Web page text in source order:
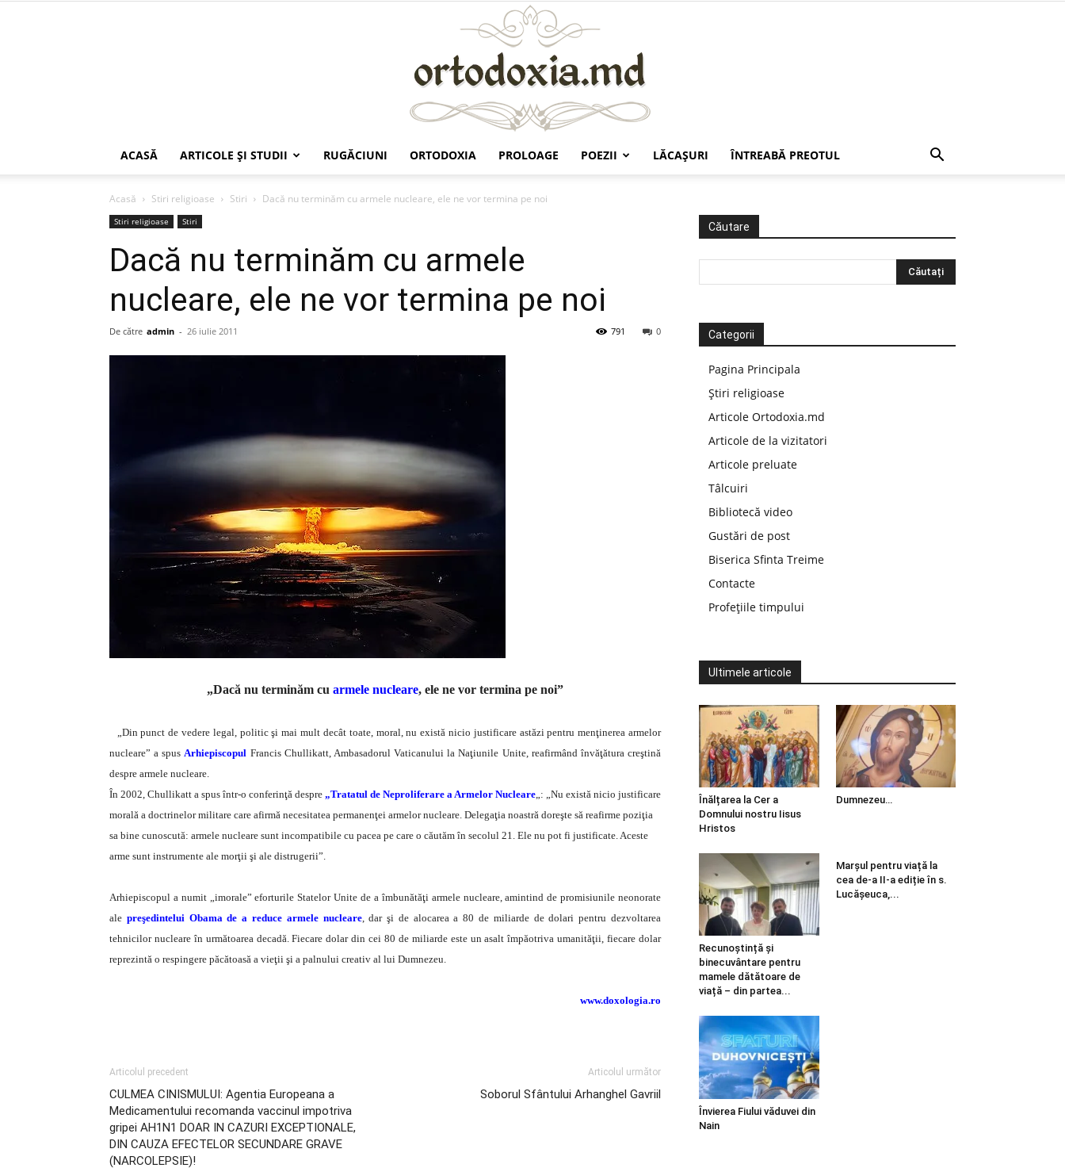
ACASĂ ARTICOLE ŞI STUDII RUGĂCIUNI ORTODOXIA PROLOAGE POEZII LĂCAŞURI ÎNTREABĂ PREOTUL
Acasă Stiri religioase Stiri Dacă nu terminăm cu armele nucleare, ele ne vor termina pe noi
Stiri religioase Stiri
Dacă nu terminăm cu armele
nucleare, ele ne vor termina pe noi
De către admin - 26 iulie 2011 0
791
„Dacă nu terminăm cu armele nucleare, ele ne vor termina pe noi”
„Din punct de vedere legal, politic şi mai mult decât toate, moral, nu există nicio justificare astăzi pentru menţinerea armelor
nucleare” a spusArhiepiscopul Francis Chullikatt, Ambasadorul Vaticanului la Naţiunile Unite, reafirmând învăţătura creştină
despre armele nucleare.
În 2002, Chullikatt a spus într-o conferinţă despre „Tratatul de Neproliferare a Armelor Nucleare„: „Nu există nicio justificare
morală a doctrinelor militare care afirmă necesitatea permanenţei armelor nucleare. Delegaţia noastră doreşte să reafirme poziţia
sa bine cunoscută: armele nucleare sunt incompatibile cu pacea pe care o căutăm în secolul 21. Ele nu pot fi justificate. Aceste
arme sunt instrumente ale morţii şi ale distrugerii”.
Arhiepiscopul a numit „imorale” eforturile Statelor Unite de a îmbunătăţi armele nucleare, amintind de promisiunile neonorate
ale preşedintelui Obama de a reduce armele nucleare, dar şi de alocarea a 80 de miliarde de dolari pentru dezvoltarea
tehnicilor nucleare în următoarea decadă. Fiecare dolar din cei 80 de miliarde este un asalt împăotriva umanităţii, fiecare dolar
reprezintă o respingere păcătoasă a vieţii şi a palnului creativ al lui Dumnezeu.
www.doxologia.ro
Articolul precedent
CULMEA CINISMULUI: Agentia Europeana a
Medicamentului recomanda vaccinul impotriva
gripei AH1N1 DOAR IN CAZURI EXCEPTIONALE,
DIN CAUZA EFECTELOR SECUNDARE GRAVE
(NARCOLEPSIE)!
Articolul următor
Soborul Sfântului Arhanghel Gavriil
Căutare
Categorii
Pagina Principala
Știri religioase
Articole Ortodoxia.md
Articole de la vizitatori
Articole preluate
Tâlcuiri
Bibliotecă video
Gustări de post
Biserica Sfinta Treime
Contacte
Profețiile timpului
Ultimele articole
Înălțarea la Cer a
Domnului nostru Iisus
Hristos
Dumnezeu…
Recunoștință și
binecuvântare pentru
mamele dătătoare de
viață – din partea...
Marșul pentru viață la
cea de-a II-a ediție în s.
Lucășeuca,...
Învierea Fiului văduvei din
Nain